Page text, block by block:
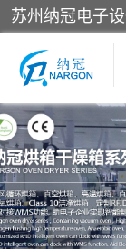
电子防潮箱
智能料架